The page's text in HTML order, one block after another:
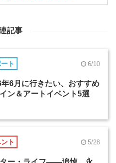
記事
ト 6/10
6月に行きたい、おすすめ
ン＆アートイベント5選
ト 5/28